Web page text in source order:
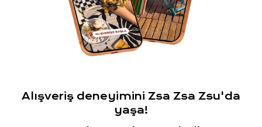
Alışveriş deneyimini Zsa Zsa Zsu'da
yaşa!